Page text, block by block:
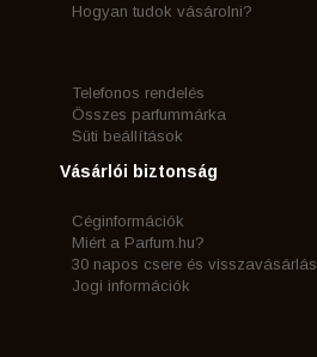
Hogyan tudok vásárolni?
Telefonos rendelés
Összes parfummárka
Süti beállítások
Vásárlói biztonság
Céginformációk
Miért a Parfum.hu?
30 napos csere és visszavásárlás
Jogi információk